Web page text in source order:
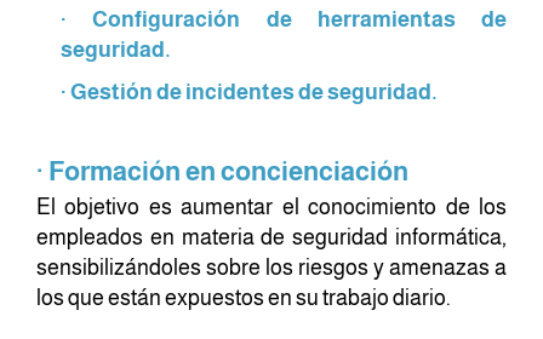
· Configuración de herramientas de
seguridad.
· Gestión de incidentes de seguridad.
· Formación en concienciación
El objetivo es aumentar el conocimiento de los
empleados en materia de seguridad informática,
sensibilizándoles sobre los riesgos y amenazas a
los que están expuestos en su trabajo diario.